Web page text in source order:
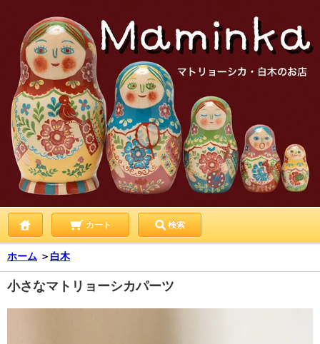
カート 検索
ホーム ＞ 白木
小さなマトリョーシカパーツ